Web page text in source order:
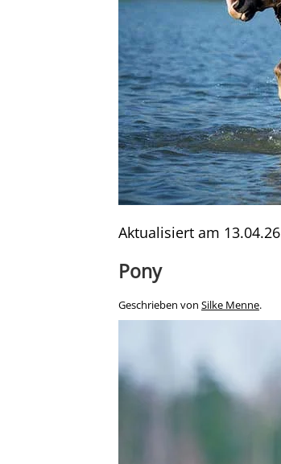
Aktualisiert am 13.04.26
Pony
Geschrieben von Silke Menne.